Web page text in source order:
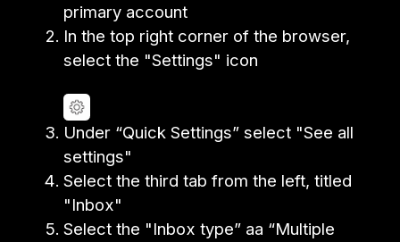
primary account
In the top right corner of the browser,
select the "Settings" icon
Under “Quick Settings” select "See all
settings"
Select the third tab from the left, titled
"Inbox"
Select the "Inbox type” aa “Multiple